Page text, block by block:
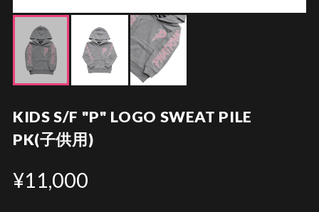
KIDS S/F "P" LOGO SWEAT PILE
PK(子供用)
¥11,000